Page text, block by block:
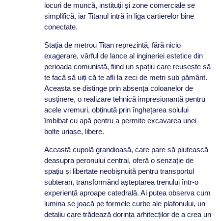
locuri de muncă, instituții și zone comerciale se
simplifică, iar Titanul intră în liga cartierelor bine
conectate.
Stația de metrou Titan reprezintă, fără nicio
exagerare, vârful de lance al ingineriei estetice din
perioada comunistă, fiind un spațiu care reușește să
te facă să uiți că te afli la zeci de metri sub pământ.
Aceasta se distinge prin absența coloanelor de
susținere, o realizare tehnică impresionantă pentru
acele vremuri, obținută prin înghețarea solului
îmbibat cu apă pentru a permite excavarea unei
bolte uriașe, libere.
Această cupolă grandioasă, care pare să plutească
deasupra peronului central, oferă o senzație de
spațiu și libertate neobișnuită pentru transportul
subteran, transformând așteptarea trenului într-o
experiență aproape catedrală. Ai putea observa cum
lumina se joacă pe formele curbe ale plafonului, un
detaliu care trădează dorința arhitecților de a crea un